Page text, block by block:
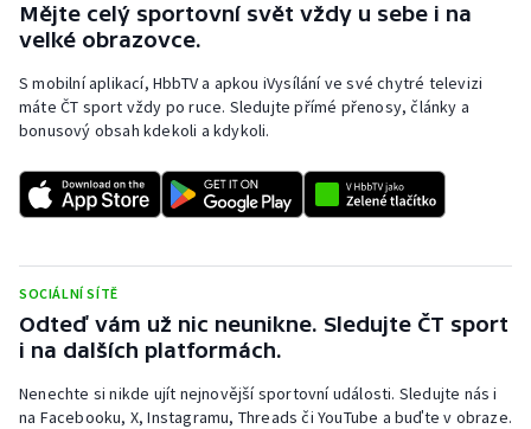
Rychlostní kanoistika
Short track
Stolní tenis
Triatlon
Veslování
Vodní slalom
Mějte celý sportovní svět vždy u sebe i na
velké obrazovce.
S mobilní aplikací, HbbTV a apkou iVysílání ve své chytré televizi
máte ČT sport vždy po ruce. Sledujte přímé přenosy, články a
bonusový obsah kdekoli a kdykoli.
SOCIÁLNÍ SÍTĚ
Odteď vám už nic neunikne. Sledujte ČT sport
i na dalších platformách.
Nenechte si nikde ujít nejnovější sportovní události. Sledujte nás i
na Facebooku, X, Instagramu, Threads či YouTube a buďte v obraze.